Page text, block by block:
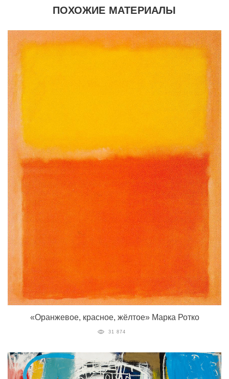
ПОХОЖИЕ МАТЕРИАЛЫ
«Оранжевое, красное, жёлтое» Марка Ротко
31 874